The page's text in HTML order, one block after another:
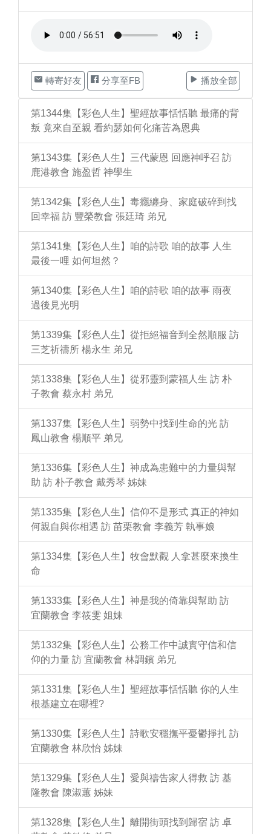
轉寄好友 分享至FB 播放全部
第1344集【彩色人生】聖經故事恬恬聽 最痛的背
叛 竟來自至親 看約瑟如何化痛苦為恩典
第1343集【彩色人生】三代蒙恩 回應神呼召 訪
鹿港教會 施盈哲 神學生
第1342集【彩色人生】毒癮纏身、家庭破碎到找
回幸福 訪 豐榮教會 張廷琦 弟兄
第1341集【彩色人生】咱的詩歌 咱的故事 人生
最後一哩 如何坦然？
第1340集【彩色人生】咱的詩歌 咱的故事 雨夜
過後見光明
第1339集【彩色人生】從拒絕福音到全然順服 訪
三芝祈禱所 楊永生 弟兄
第1338集【彩色人生】從邪靈到蒙福人生 訪 朴
子教會 蔡永村 弟兄
第1337集【彩色人生】弱勢中找到生命的光 訪
鳳山教會 楊順平 弟兄
第1336集【彩色人生】神成為患難中的力量與幫
助 訪 朴子教會 戴秀琴 姊妹
第1335集【彩色人生】信仰不是形式 真正的神如
何親自與你相遇 訪 苗栗教會 李義芳 執事娘
第1334集【彩色人生】牧會默觀 人拿甚麼來換生
命
第1333集【彩色人生】神是我的倚靠與幫助 訪
宜蘭教會 李筱雯 姐妹
第1332集【彩色人生】公務工作中誠實守信和信
仰的力量 訪 宜蘭教會 林調鑌 弟兄
第1331集【彩色人生】聖經故事恬恬聽 你的人生
根基建立在哪裡?
第1330集【彩色人生】詩歌安穩撫平憂鬱掙扎 訪
宜蘭教會 林欣怡 姊妹
第1329集【彩色人生】愛與禱告家人得救 訪 基
隆教會 陳淑蕙 姊妹
第1328集【彩色人生】離開街頭找到歸宿 訪 卓